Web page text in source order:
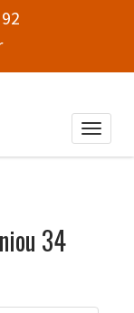
Toggle
34